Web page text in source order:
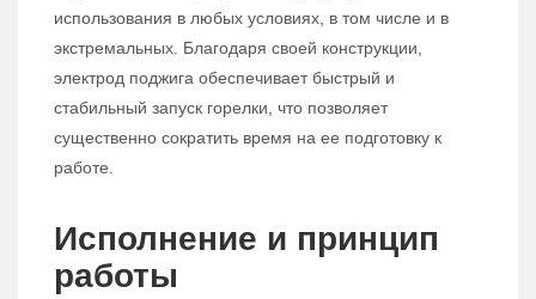
использования в любых условиях, в том числе и в
экстремальных. Благодаря своей конструкции,
электрод поджига обеспечивает быстрый и
стабильный запуск горелки, что позволяет
существенно сократить время на ее подготовку к
работе.
Исполнение и принцип
работы